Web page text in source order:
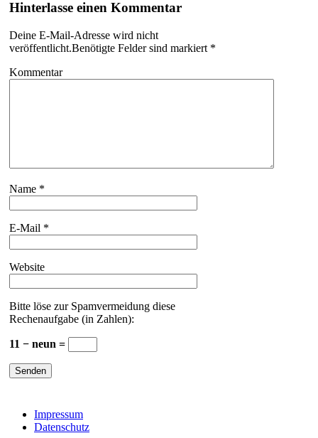
Hinterlasse einen Kommentar
Deine E-Mail-Adresse wird nicht
veröffentlicht.Benötigte Felder sind markiert *
Kommentar
Name *
E-Mail *
Website
Bitte löse zur Spamvermeidung diese
Rechenaufgabe (in Zahlen):
11 − neun =
Impressum
Datenschutz